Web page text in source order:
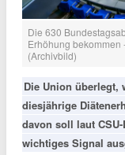
Die 630
Erhöhung
(Archivbild)
Die Union überlegt,
diesjährige
davon soll laut
wichtiges Signal